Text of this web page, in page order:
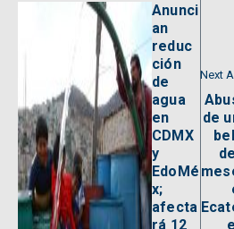
Anunci
an
reduc
ción
de
agua
en
CDMX
y
EdoMé
x;
afecta
rá 12
Next
de